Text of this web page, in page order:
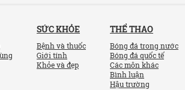
SỨC KHỎE
Bệnh và thuốc
Giới tính
Khỏe và đẹp
THỂ THAO
Bóng đá trong nước
Bóng đá quốc tế
Các môn khác
Bình luận
Hậu trường